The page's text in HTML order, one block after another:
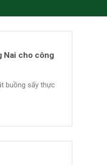
Nai cho công
buồng sấy thực